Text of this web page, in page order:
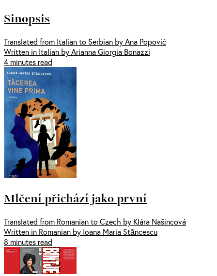
Sinopsis
Translated from Italian to Serbian by Ana Popović
Written in Italian by Arianna Giorgia Bonazzi
4 minutes read
Mlčení přichází jako první
Translated from Romanian to Czech by Klára Našincová
Written in Romanian by Ioana Maria Stăncescu
8 minutes read